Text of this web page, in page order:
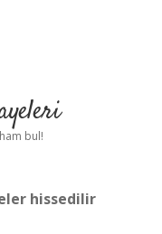
bul!
hissedilir